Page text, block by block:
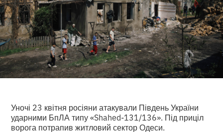
Уночі 23 квітня росіяни атакували Південь України
ударними БпЛА типу «Shahed-131/136». Під приціл
ворога потрапив житловий сектор Одеси.